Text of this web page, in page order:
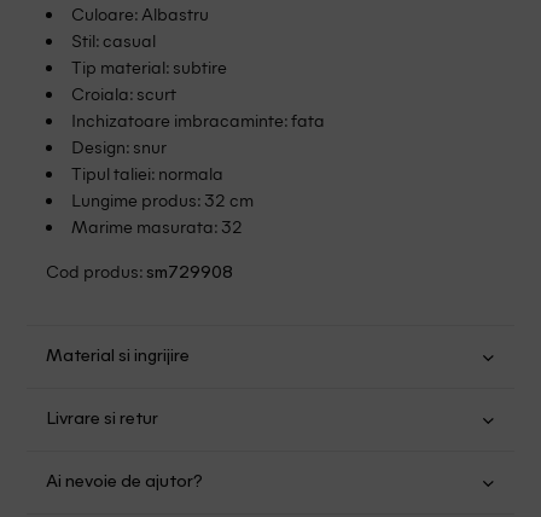
Culoare: Albastru
Stil: casual
Tip material: subtire
Croiala: scurt
Inchizatoare imbracaminte: fata
Design: snur
Tipul taliei: normala
Lungime produs: 32 cm
Marime masurata: 32
Cod produs: sm729908
Material si ingrijire
Nu folositi inalbitor
Nu uscati in uscator
Livrare si retur
mare de 149.00 lei.
Ai nevoie de ajutor?